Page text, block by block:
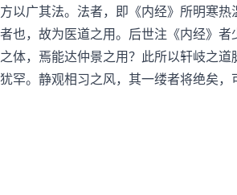
以广其法。法者，即《内经》所明寒
也，故为医道之用。后世注《内经》
体，焉能达仲景之用？此所以轩岐之
罕。静观相习之风，其一缕者将绝矣，